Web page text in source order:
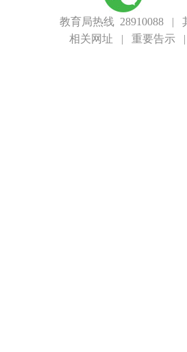
教育局热线 28910088|
相关网址 | 重要告示